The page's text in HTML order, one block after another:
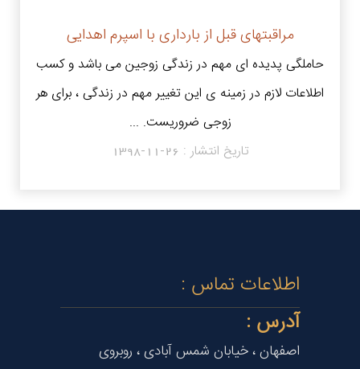
مراقبتهای قبل از بارداری با اسپرم اهدایی
حاملگی پدیده ای مهم در زندگی زوجین می باشد و کسب
اطلاعات لازم در زمینه ی این تغییر مهم در زندگی ، برای هر
زوجی ضروریست. ...
تاریخ انتشار : 1398-11-26
اطلاعات تماس :
آدرس :
اصفهان ، خیابان شمس آبادی ، روبروی